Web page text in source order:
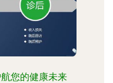
您的健康未来